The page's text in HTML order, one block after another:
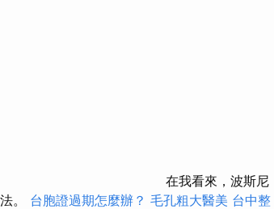
在我看來，波斯尼
。 台胞證過期怎麼辦？ 毛孔粗大醫美 台中整